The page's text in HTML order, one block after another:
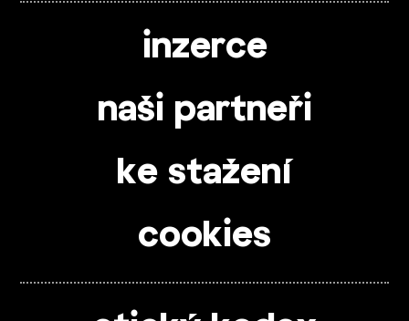
inzerce
naši partneři
ke stažení
cookies